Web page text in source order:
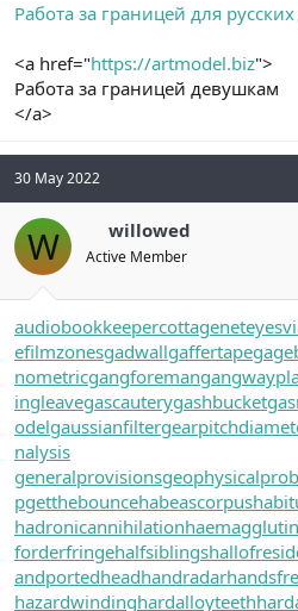
Работа за границей для
<a href="https://artmodel.biz">
Работа за границей девушкам
</a>
30 May 2022
W willowed
Active Member
audiobookkeepercottagenet
efilmzonesgadwallgaffertape
nometricgangforeman
ingleavegascauterygashbucket
odelgaussianfilter
nalysis
generalprovisions
pgetthebouncehabeascorpus
hadronicannihilation
forderfringehalfsiblings
andportedheadhandradar
hazardwindinghardalloyteeth